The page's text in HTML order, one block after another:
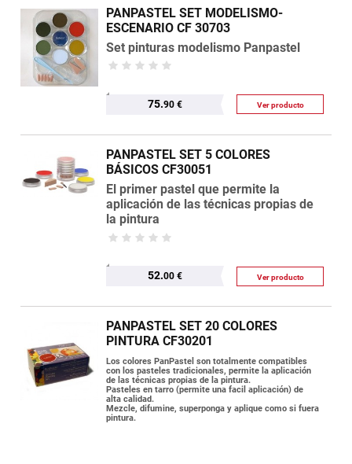
PANPASTEL SET MODELISMO-
ESCENARIO CF 30703
Set pinturas modelismo Panpastel
75.90 € Ver producto
PANPASTEL SET 5 COLORES
BÁSICOS CF30051
El primer pastel que permite la
aplicación de las técnicas propias de
la pintura
52.00 € Ver producto
PANPASTEL SET 20 COLORES
PINTURA CF30201
Los colores PanPastel son totalmente compatibles
con los pasteles tradicionales, permite la aplicación
de las técnicas propias de la pintura.
Pasteles en tarro (permite una facil aplicación) de
alta calidad.
Mezcle, difumine, superponga y aplique como si fuera
pintura.